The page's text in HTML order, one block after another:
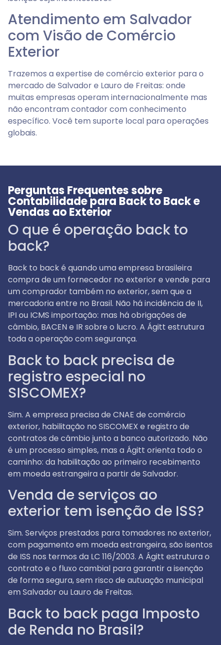
Atendimento em Salvador
com Visão de Comércio
Exterior
Trazemos a expertise de comércio exterior para o
mercado de Salvador e Lauro de Freitas: onde
muitas empresas operam internacionalmente mas
não encontram contador com conhecimento
específico. Você tem suporte local para operações
globais.
Perguntas Frequentes sobre
Contabilidade para Back to Back e
Vendas ao Exterior
O que é operação back to
back?
Back to back é quando uma empresa brasileira
compra de um fornecedor no exterior e vende para
um comprador também no exterior, sem que a
mercadoria entre no Brasil. Não há incidência de II,
IPI ou ICMS importação: mas há obrigações de
câmbio, BACEN e IR sobre o lucro. A Ágitt estrutura
toda a operação com segurança.
Back to back precisa de
registro especial no
SISCOMEX?
Sim. A empresa precisa de CNAE de comércio
exterior, habilitação no SISCOMEX e registro de
contratos de câmbio junto a banco autorizado. Não
é um processo simples, mas a Ágitt orienta todo o
caminho: da habilitação ao primeiro recebimento
em moeda estrangeira a partir de Salvador.
Venda de serviços ao
exterior tem isenção de ISS?
Sim. Serviços prestados para tomadores no exterior,
com pagamento em moeda estrangeira, são isentos
de ISS nos termos da LC 116/2003. A Ágitt estrutura o
contrato e o fluxo cambial para garantir a isenção
de forma segura, sem risco de autuação municipal
em Salvador ou Lauro de Freitas.
Back to back paga Imposto
de Renda no Brasil?